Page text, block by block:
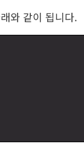
와 같이 됩니다.